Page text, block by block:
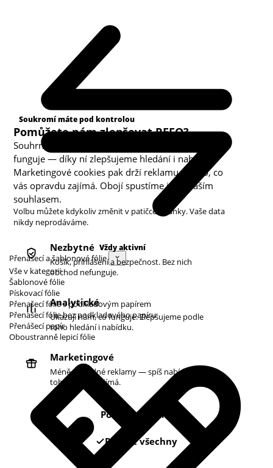
Přenášecí a šablonové fólie
Vše v kategorii
Šablonové fólie
Pískovací fólie
Přenašecí fólie s podkladovým papírem
Přenašecí fólie bez podkladového papíru
Přenášecí papír
Oboustranně lepicí fólie
Soukromí máte pod kontrolou
Pomůžete nám zlepšovat REFO?
Souhrnná analytika nám ukazuje, co v obchodě
funguje — díky ní zlepšujeme hledání i nabídku.
Marketingové cookies pak drží reklamu u toho, co
vás opravdu zajímá. Obojí spustíme jen s vaším
souhlasem.
Volbu můžete kdykoliv změnit v patičce stránky. Vaše data
nikdy neprodáváme.
Kategorie cookies
Nezbytné Vždy aktivní
Košík, přihlášení a bezpečnost. Bez nich
obchod nefunguje.
Analytické
Ukazují nám, co funguje. Zlepšujeme podle
toho hledání i nabídku.
Marketingové
Méně náhodné reklamy — spíš nabídky podle
toho, co vás zajímá.
Pouze nezbytné
Povolit všechny